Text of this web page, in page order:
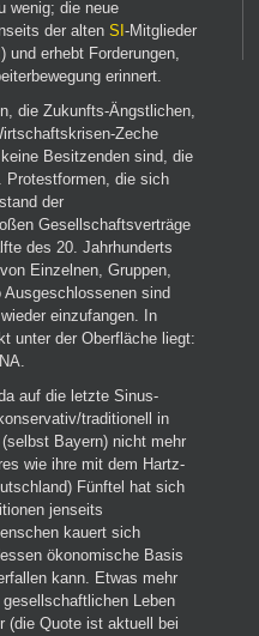
wenig; die neue
der alten SI -Mitglieder
) und erhebt Forderungen,
erinnert.
die Zukunfts-Ängstlichen,
Zeche
Besitzenden sind, die
Protestformen, die sich
der
Gesellschaftsverträge
des 20. Jahrhunderts
Einzelnen, Gruppen,
sind
einzufangen. In
unter der Oberfläche liegt:
auf die letzte Sinus-
traditionell in
Bayern) nicht mehr
wie ihre mit dem Hartz-
Fünftel hat sich
jenseits
kauert sich
ökonomische Basis
kann. Etwas mehr
Leben
(die Quote ist aktuell bei